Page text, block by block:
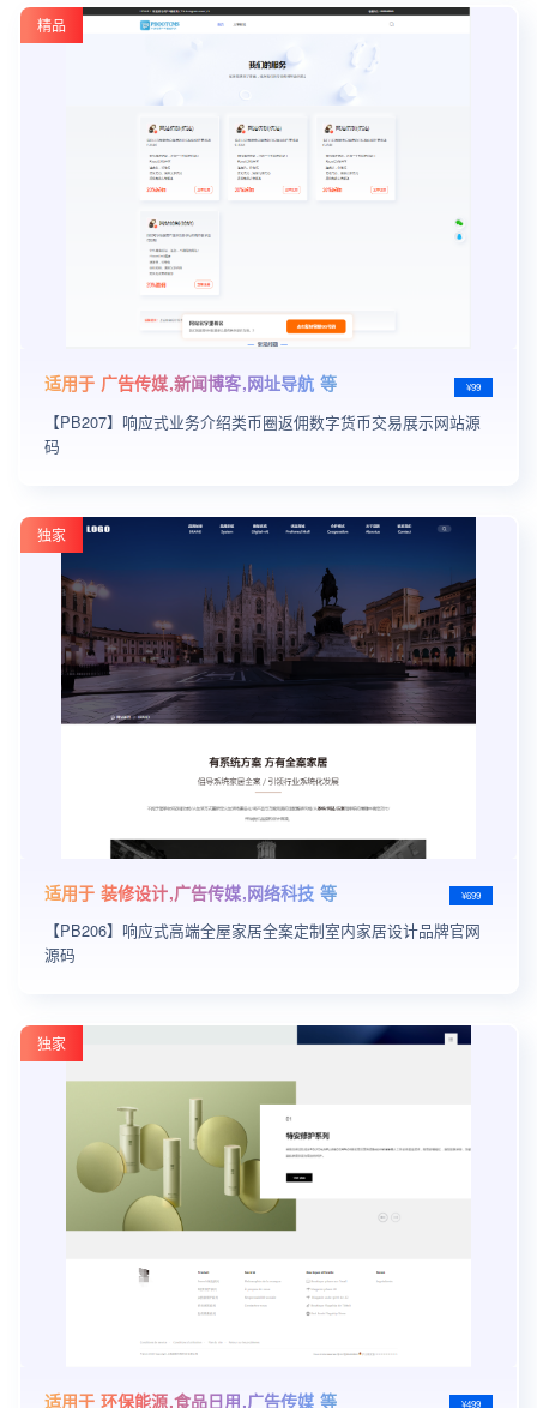
精品
适用于 广告传媒,新闻博客,网址导航 等
【PB207】响应式业务介绍类币圈返佣数字货币交易展示网站源
码
¥99
独家
适用于 装修设计,广告传媒,网络科技 等
【PB206】响应式高端全屋家居全案定制室内家居设计品牌官网
源码
¥699
独家
适用于 环保能源,食品日用,广告传媒 等 ¥499